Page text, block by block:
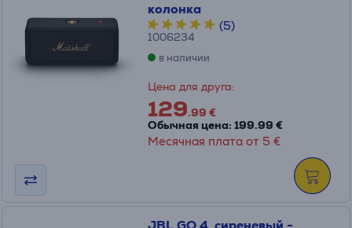
колонка
(5)
1006234
в наличии
Цена для друга:
129.99 €
Обычная цена: 199.99 €
Месячная плата от 5 €